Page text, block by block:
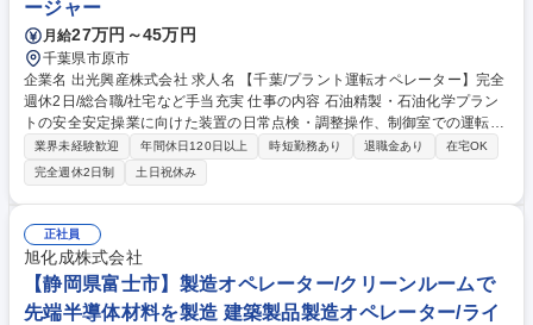
車情報管理装置(TCMS)の品質管理
ージャー
月給27万円～45万円
千葉県市原市
企業名 出光興産株式会社 求人名 【千葉/プラント運転オペレーター】完全
週休2日/総合職/社宅など手当充実 仕事の内容 石油精製・石油化学プラン
トの安全安定操業に向けた装置の日常点検・調整操作、制御室での運転監
視・条件調整、および省エネや運転最適化の検討業務をご担当いただきま
す。※建物の改変を伴う業務は含みません。 【詳細】2つの職務および検
討業務に携わります。■フィールドマン：日常・定期点検を通じた異常早
期発見、機器調整操作■ボードマン：制御室の監視画面による運転状態の
監視、運転条件変更・調整操作■検討業務：運転課題の抽出、省エネ・運
転最適化・設備改善の立案 【働き方・教育】4直2交替制。ミニプラント
やシミュレーターを用いた実践研修、先輩の直接指導があり異業界出身者
も多数活躍中です。 募集職種 【千葉/プラント運転オペレーター】完全週
休2日/総合職/社宅など手当充実
業界未経験歓迎 年間休日120日以上 時短勤務あり 退職金あり
在宅OK
完全週休2日制
土日祝休み
正社員
旭化成株式会社
【静岡県富士市】製造オペレーター/クリーンルームで
先端半導体材料を製造 建築製品製造オペレーター/ライ